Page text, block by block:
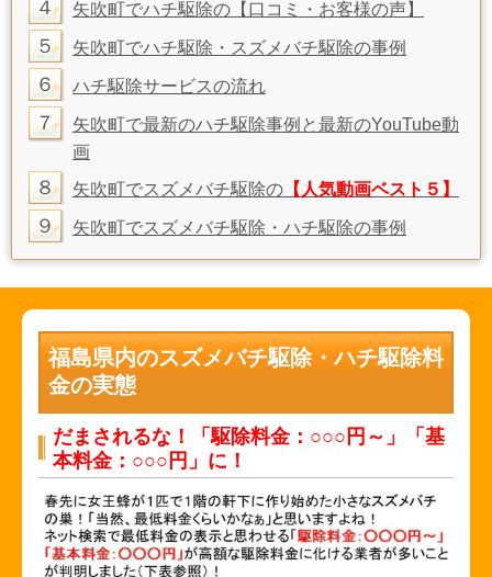
４ 矢吹町でハチ駆除の【口コミ・お客様の声】
５ 矢吹町でハチ駆除・スズメバチ駆除の事例
６ ハチ駆除サービスの流れ
７
矢吹町で最新のハチ駆除事例と最新のYouTube動
画
８ 矢吹町でスズメバチ駆除の 【人気動画ベスト５】
９ 矢吹町でスズメバチ駆除・ハチ駆除の事例
福島県内のスズメバチ駆除・ハチ駆除料
金の実態
だまされるな！「駆除料金：○○○円～」「基
本料金：○○○円」に！